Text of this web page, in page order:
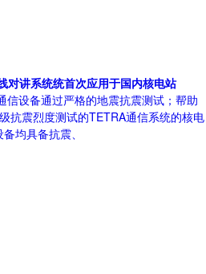
对讲系统统首次应用于国内核电站
信设备通过严格的地震抗震测试；帮助
抗震烈度测试的TETRA通信系统的核电
均具备抗震、